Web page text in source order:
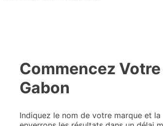
Commencez
Gabon
Indiquez le nom de votre marque et